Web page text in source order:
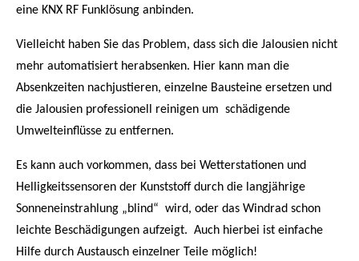
eine KNX RF Funklösung anbinden.
Vielleicht haben Sie das Problem, dass sich die Jalousien nicht
mehr automatisiert herabsenken. Hier kann man die
Absenkzeiten nachjustieren, einzelne Bausteine ersetzen und
die Jalousien professionell reinigen um schädigende
Umwelteinflüsse zu entfernen.
Es kann auch vorkommen, dass bei Wetterstationen und
Helligkeitssensoren der Kunststoff durch die langjährige
Sonneneinstrahlung „blind“ wird, oder das Windrad schon
leichte Beschädigungen aufzeigt. Auch hierbei ist einfache
Hilfe durch Austausch einzelner Teile möglich!